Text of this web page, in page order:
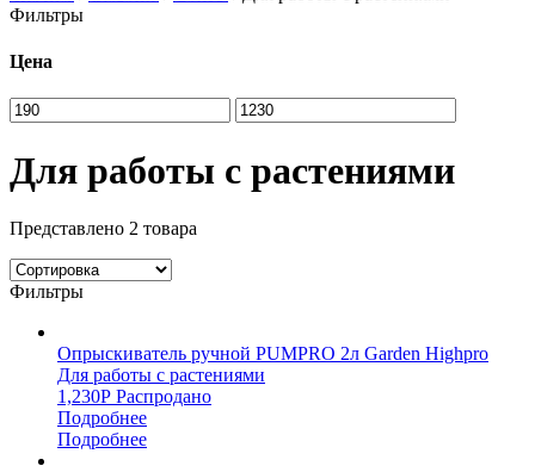
Фильтры
Цена
Для работы с растениями
Представлено 2 товара
Фильтры
Опрыскиватель ручной PUMPRO 2л Garden Highpro
Для работы с растениями
1,230Р Распродано
Подробнее
Подробнее